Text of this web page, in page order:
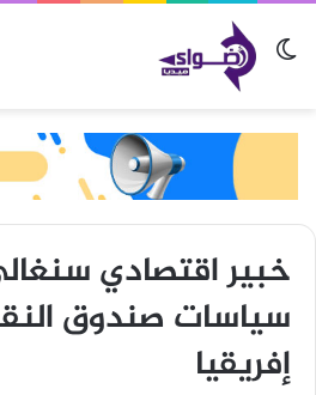
الوضع المظلم
خبير اقتصادي
سياسات صندوق
إفريقيا